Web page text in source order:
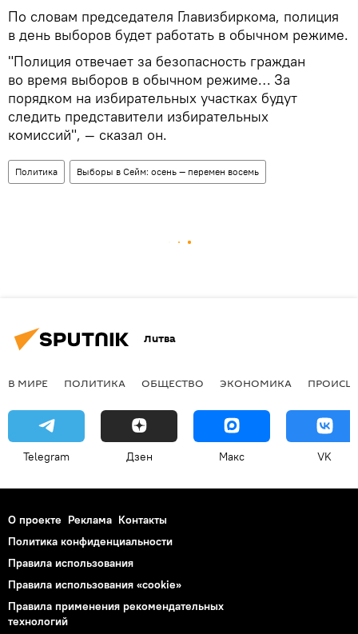
По словам председателя Главизбиркома, полиция
в день выборов будет работать в обычном режиме.
"Полиция отвечает за безопасность граждан
во время выборов в обычном режиме… За
порядком на избирательных участках будут
следить представители избирательных
комиссий", — сказал он.
Политика Выборы в Сейм: осень — перемен восемь
Литва
В МИРЕ ПОЛИТИКА ОБЩЕСТВО ЭКОНОМИКА
Telegram Дзен Макс VK
О проекте Реклама Контакты
Политика конфиденциальности
Правила использования
Правила использования «cookie»
Правила применения рекомендательных
технологий